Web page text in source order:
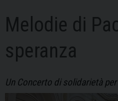
Melodie di
speranza
Un Concerto di solidarietà